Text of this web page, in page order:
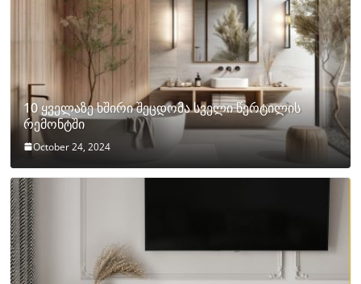
10 ყველაზე ხშირი შეცდომა სველი წერტილის
რემონტში
October 24, 2024